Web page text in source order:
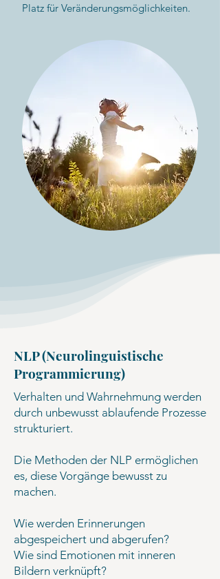
Platz für Veränderungsmöglichkeiten.
NLP (Neurolinguistische
Programmierung)
Verhalten und Wahrnehmung werden
durch unbewusst ablaufende Prozesse
strukturiert.
Die Methoden der NLP ermöglichen
es, diese Vorgänge bewusst zu
machen.
Wie werden Erinnerungen
abgespeichert und abgerufen?
Wie sind Emotionen mit inneren
Bildern verknüpft?